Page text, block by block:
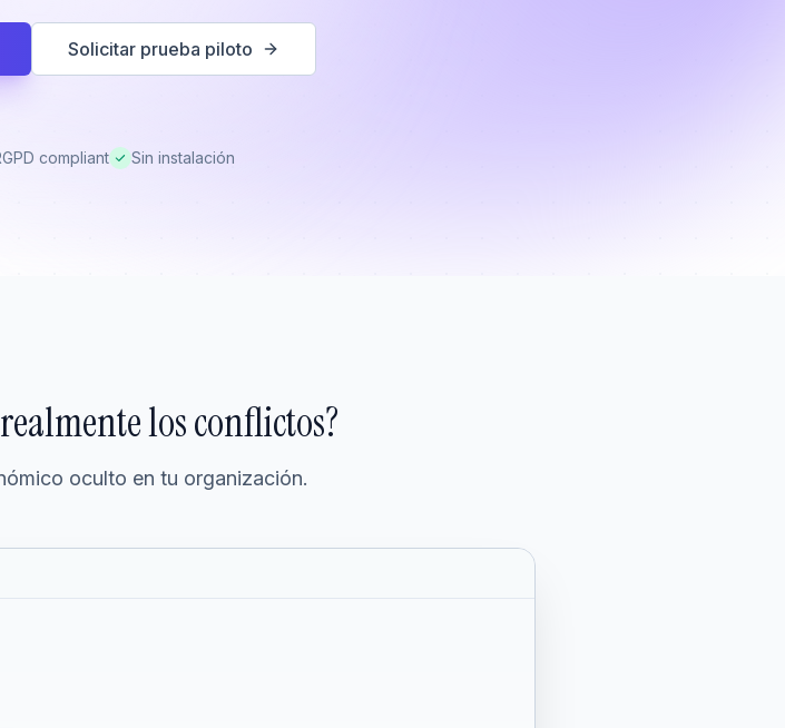
Solicitar prueba piloto
compliant Sin instalación
los conflictos?
oculto en tu organización.